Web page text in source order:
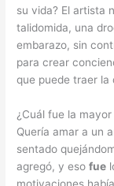
su vida? El artista
talidomida, una
embarazo, sin
para crear
que puede traer la
¿Cuál fue la
Quería amar a un
sentado
agregó, y esofue
motivaciones